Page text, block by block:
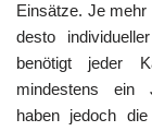
Einsätze. Je mehr
desto
benötigt jeder
mindestens ein
haben jedoch